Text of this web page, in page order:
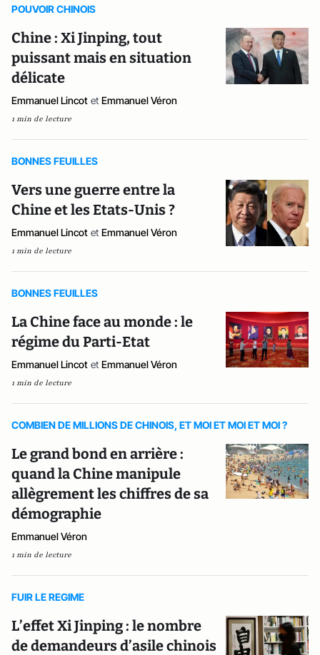
POUVOIR CHINOIS
Chine : Xi Jinping, tout
puissant mais en situation
délicate
Emmanuel Lincot et Emmanuel Véron
1 min de lecture
BONNES FEUILLES
Vers une guerre entre la
Chine et les Etats-Unis ?
Emmanuel Lincot et Emmanuel Véron
1 min de lecture
BONNES FEUILLES
La Chine face au monde : le
régime du Parti-Etat
Emmanuel Lincot et Emmanuel Véron
1 min de lecture
COMBIEN DE MILLIONS DE CHINOIS, ET MOI ET MOI ET MOI ?
Le grand bond en arrière :
quand la Chine manipule
allègrement les chiffres de sa
démographie
Emmanuel Véron
1 min de lecture
FUIR LE REGIME
L’effet Xi Jinping : le nombre
de demandeurs d’asile chinois